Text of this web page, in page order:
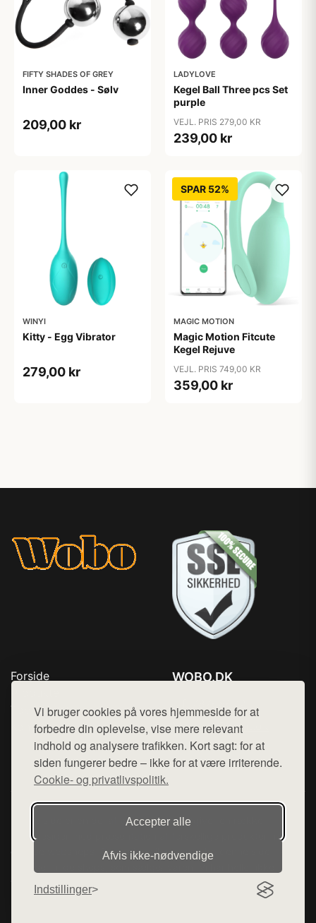
Vi bruger cookies på vores hjemmeside for at
forbedre din oplevelse, vise mere relevant
indhold og analysere trafikken. Kort sagt: for at
siden fungerer bedre – ikke for at være irriterende.
Cookie- og privatlivspolitik.
Accepter alle
Afvis ikke‑nødvendige
Indstillinger
FIFTY SHADES OF GREY
Inner Goddes - Sølv
209,00 kr
LADYLOVE
Kegel Ball Three pcs Set
purple
VEJL. PRIS 279,00 KR
239,00 kr
WINYI
Kitty - Egg Vibrator
279,00 kr
SPAR 52%
MAGIC MOTION
Magic Motion Fitcute
Kegel Rejuve
VEJL. PRIS 749,00 KR
359,00 kr
Forside
Top Rabatter
Kontakt
WOBO.DK
Mail: hej@want.dk
Cookie- og privatlivspolitik
Denne side er en del af want.dk, der udgiver en række
hjemmesider med præsentation af forskellige produkter fra
diverse webshops. Der sælges ikke varer fra denne side - vi
henviser til de shops, som sælger varen. Vi har heller ikke
varerne på lager.